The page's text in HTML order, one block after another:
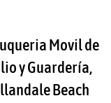
Movil de
y Guardería,
Beach